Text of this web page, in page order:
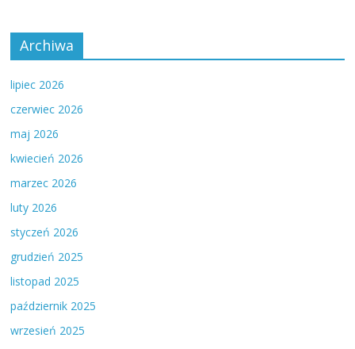
Archiwa
lipiec 2026
czerwiec 2026
maj 2026
kwiecień 2026
marzec 2026
luty 2026
styczeń 2026
grudzień 2025
listopad 2025
październik 2025
wrzesień 2025